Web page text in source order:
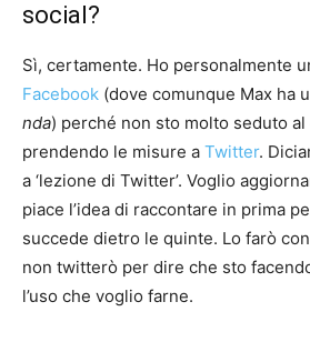
social?
Sì, certamente. Ho personalmente
Facebook (dove comunque Max ha
nda) perché non sto molto seduto
prendendo le misure a Twitter.
a ‘lezione di Twitter’. Voglio
piace l’idea di raccontare in prima
succede dietro le quinte. Lo farò
non twitterò per dire che sto
l’uso che voglio farne.